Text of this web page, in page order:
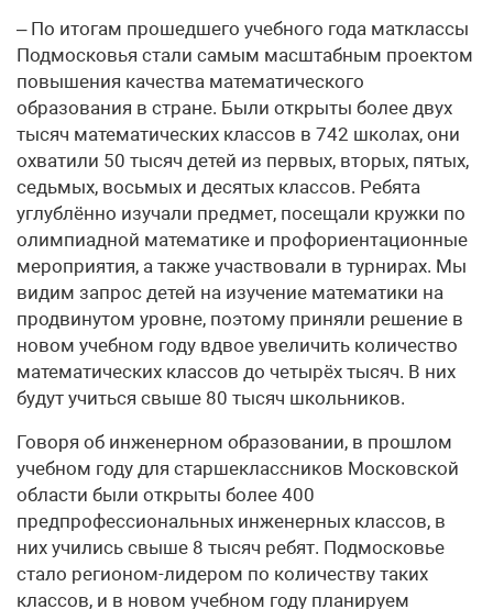
– По итогам прошедшего учебного года матклассы
Подмосковья стали самым масштабным проектом
повышения качества математического
образования в стране. Были открыты более двух
тысяч математических классов в 742 школах, они
охватили 50 тысяч детей из первых, вторых, пятых,
седьмых, восьмых и десятых классов. Ребята
углублённо изучали предмет, посещали кружки по
олимпиадной математике и профориентационные
мероприятия, а также участвовали в турнирах. Мы
видим запрос детей на изучение математики на
продвинутом уровне, поэтому приняли решение в
новом учебном году вдвое увеличить количество
математических классов до четырёх тысяч. В них
будут учиться свыше 80 тысяч школьников.
Говоря об инженерном образовании, в прошлом
учебном году для старшеклассников Московской
области были открыты более 400
предпрофессиональных инженерных классов, в
них учились свыше 8 тысяч ребят. Подмосковье
стало регионом-лидером по количеству таких
классов, и в новом учебном году планируем